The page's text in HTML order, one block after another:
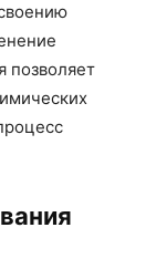
позволяет